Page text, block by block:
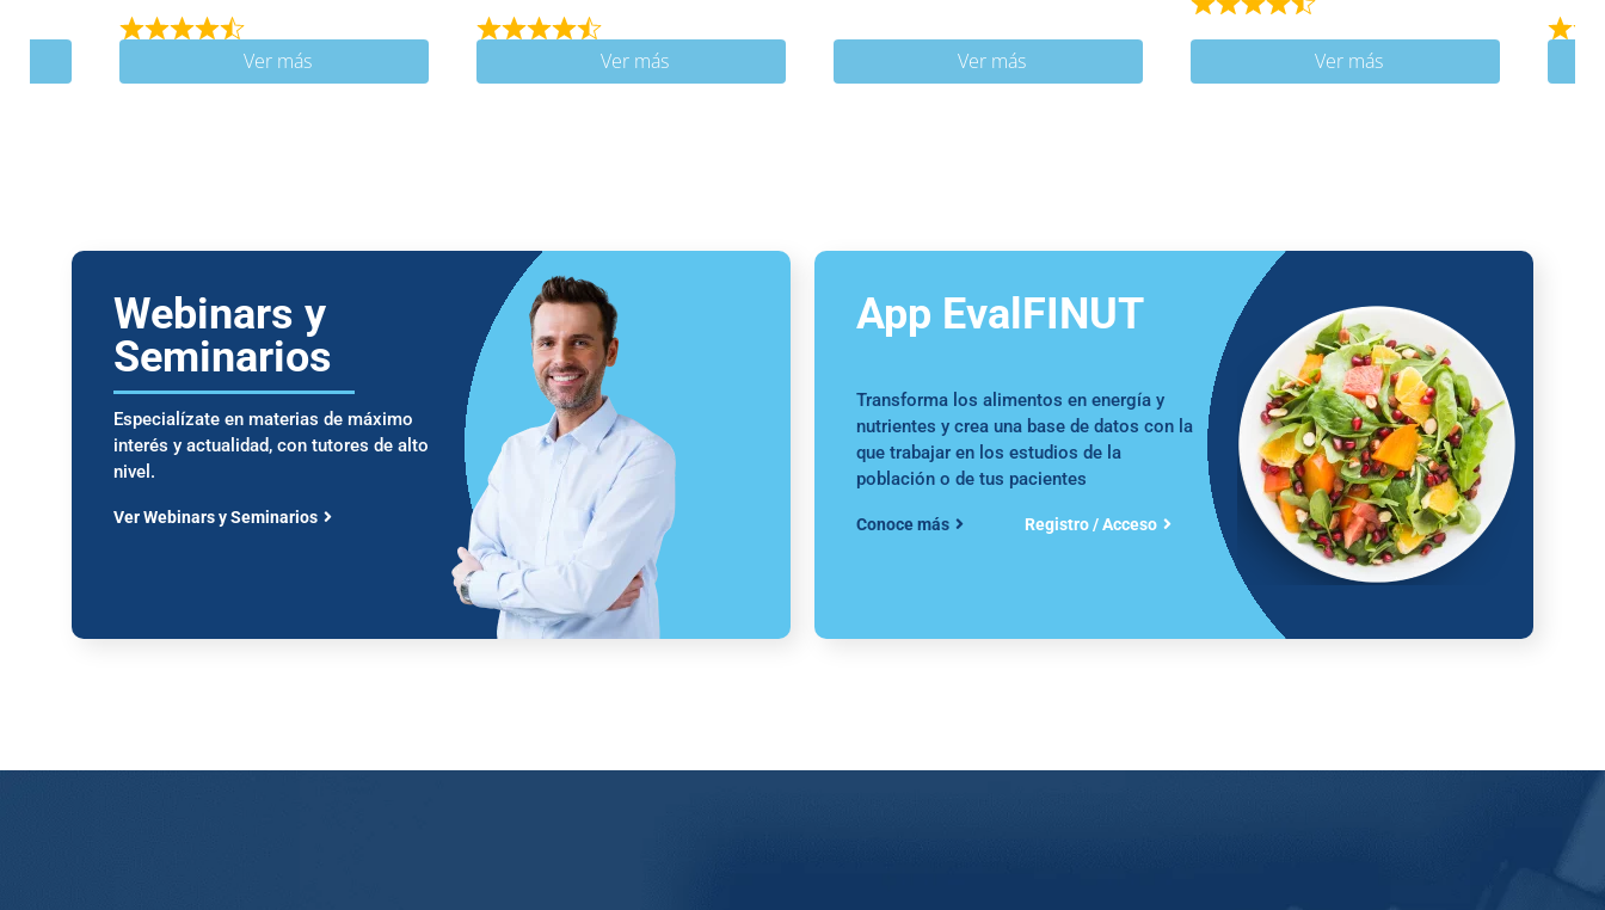
Ver más Ver más Ver más Ver más
Webinars y
Seminarios
Especialízate en materias de máximo
interés y actualidad, con tutores de alto
nivel.
Ver Webinars y Seminarios
App EvalFINUT
Transforma los alimentos en energía y
nutrientes y crea una base de datos con la
que trabajar en los estudios de la
población o de tus pacientes
Conoce más Registro / Acceso